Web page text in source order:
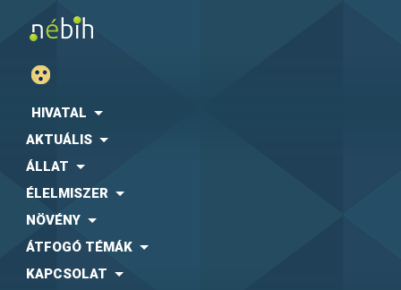
HIVATAL
AKTUÁLIS
ÁLLAT
ÉLELMISZER
NÖVÉNY
ÁTFOGÓ TÉMÁK
KAPCSOLAT